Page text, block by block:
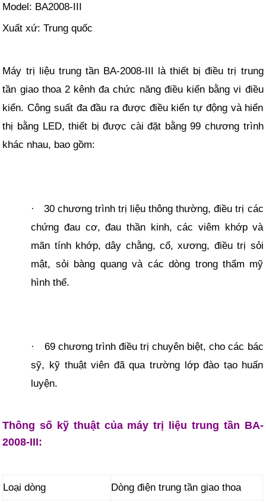
Model: BA2008-III
Xuất xứ: Trung quốc
Máy trị liệu trung tần BA-2008-III là thiết bị điều trị trung
tần giao thoa 2 kênh đa chức năng điều kiển bằng vi điều
kiển. Công suất đa đầu ra được điều kiển tự động và hiển
thị bằng LED, thiết bị được cài đặt bằng 99 chương trình
khác nhau, bao gồm:
·
30 chương trình trị liệu thông thường, điều trị các
chứng đau cơ, đau thần kinh, các viêm khớp và
mãn tính khớp, dây chằng, cổ, xương, điều trị sỏi
mật, sỏi bàng quang và các dòng trong thẩm mỹ
hình thể.
·
69 chương trình điều trị chuyên biệt, cho các bác
sỹ, kỹ thuật viên đã qua trường lớp đào tạo huấn
luyện.
Thông số kỹ thuật của máy trị liệu trung tần BA-
2008-III:
Loại dòng Dòng điện trung tần giao thoa